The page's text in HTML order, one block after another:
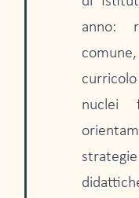
anno:
nuclei
strategie